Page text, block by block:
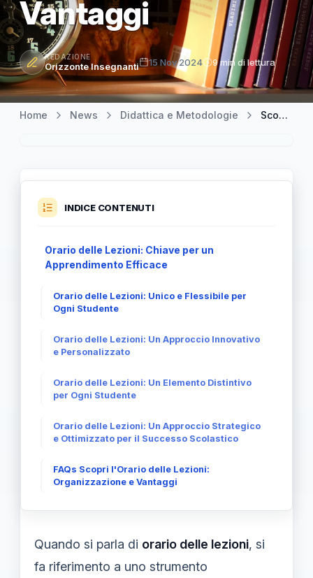
Vantaggi
REDAZIONE
Orizzonte Insegnanti 15 Nov 2024 9 min di lettura
Home News Didattica e Metodologie Scopri l'Orario delle Lezioni: Organizzazione e Vantaggi
INDICE CONTENUTI
Orario delle Lezioni: Chiave per un
Apprendimento Efficace
Orario delle Lezioni: Unico e Flessibile per
Ogni Studente
Orario delle Lezioni: Un Approccio Innovativo
e Personalizzato
Orario delle Lezioni: Un Elemento Distintivo
per Ogni Studente
Orario delle Lezioni: Un Approccio Strategico
e Ottimizzato per il Successo Scolastico
FAQs Scopri l'Orario delle Lezioni:
Organizzazione e Vantaggi
Quando si parla di orario delle lezioni, si
fa riferimento a uno strumento